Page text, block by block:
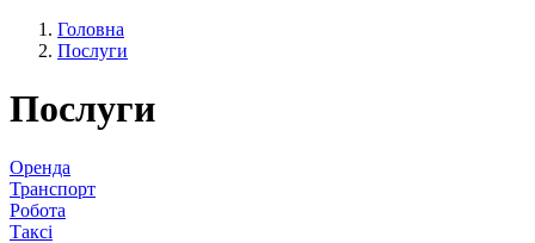
Головна
Послуги
Послуги
Оренда
Транспорт
Робота
Таксі